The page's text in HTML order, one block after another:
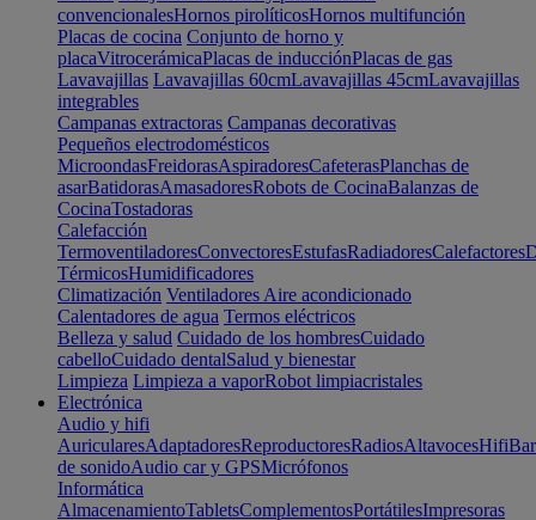
convencionalesHornos pirolíticosHornos multifunción
Placas de cocina Conjunto de horno y
placaVitrocerámicaPlacas de inducciónPlacas de gas
Lavavajillas Lavavajillas 60cmLavavajillas 45cmLavavajillas
integrables
Campanas extractoras Campanas decorativas
Pequeños electrodomésticos
MicroondasFreidorasAspiradoresCafeterasPlanchas de
asarBatidorasAmasadoresRobots de CocinaBalanzas de
CocinaTostadoras
Calefacción
TermoventiladoresConvectoresEstufasRadiadoresCalefactores
TérmicosHumidificadores
Climatización Ventiladores Aire acondicionado
Calentadores de agua Termos eléctricos
Belleza y salud Cuidado de los hombresCuidado
cabelloCuidado dentalSalud y bienestar
Limpieza Limpieza a vaporRobot limpiacristales
Electrónica
Audio y hifi
AuricularesAdaptadoresReproductoresRadiosAltavocesHifi
de sonidoAudio car y GPSMicrófonos
Informática
AlmacenamientoTabletsComplementosPortátilesImpresoras